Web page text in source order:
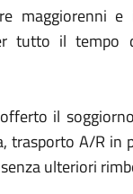
maggiorenni
tutto il tempo
il
trasporto A/R
ulteriori